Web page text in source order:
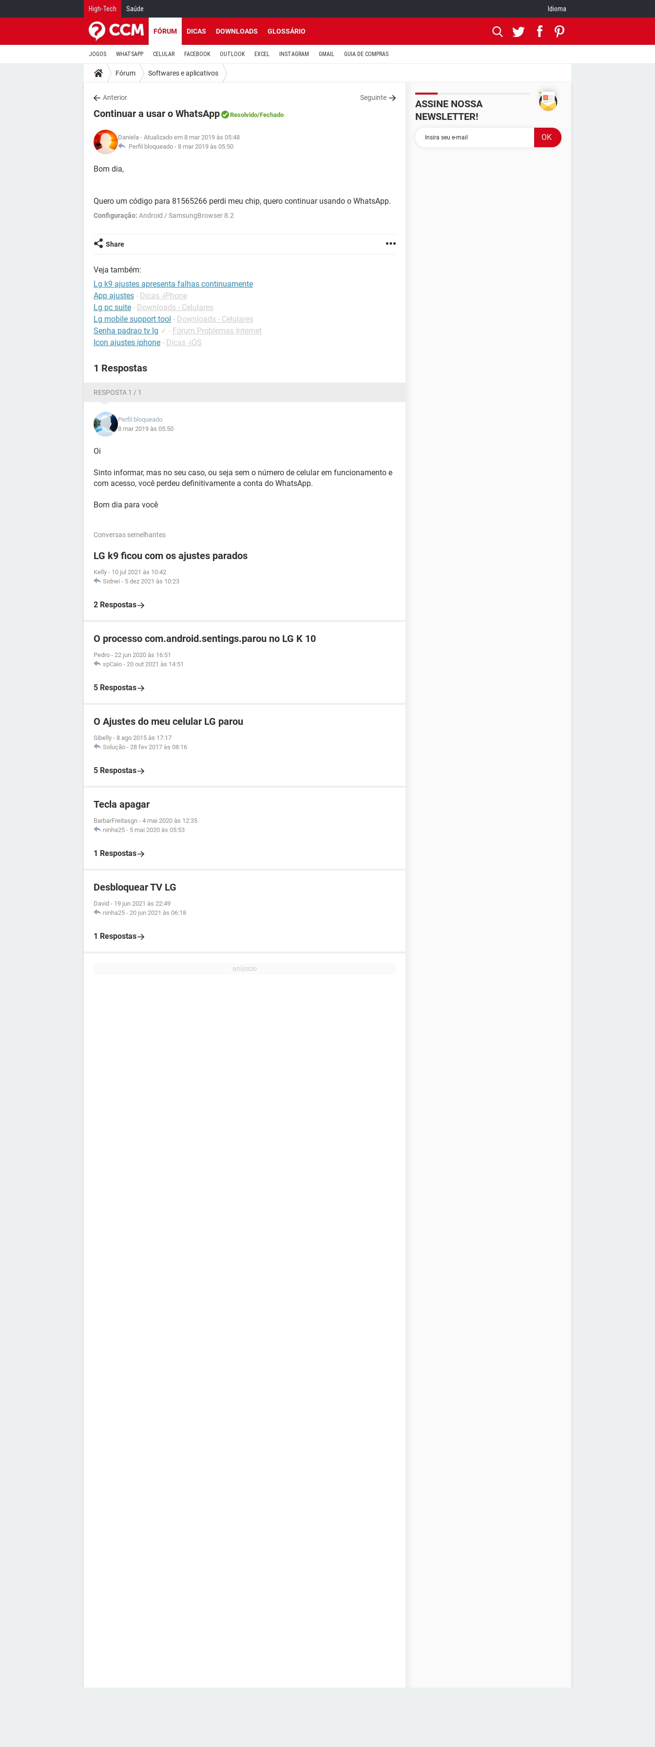
High-Tech Saúde Idioma
FÓRUM DICAS DOWNLOADS GLOSSÁRIO
JOGOS WHATSAPP CELULAR FACEBOOK OUTLOOK EXCEL INSTAGRAM GMAIL GUIA DE COMPRAS
Fórum Softwares e aplicativos
Anterior Seguinte
Continuar a usar o WhatsApp Resolvido/Fechado
Daniela - Atualizado em 8 mar 2019 às 05:48
Perfil bloqueado - 8 mar 2019 às 05:50
Bom dia,
Quero um código para 81565266 perdi meu chip, quero continuar usando o WhatsApp.
Configuração: Android / SamsungBrowser 8.2
Share
Veja também:
Lg k9 ajustes apresenta falhas continuamente
App ajustes - Dicas -iPhone
Lg pc suite - Downloads - Celulares
Lg mobile support tool - Downloads - Celulares
Senha padrao tv lg ✓ - Fórum Problemas Internet
Icon ajustes iphone - Dicas -iOS
1 Respostas
RESPOSTA 1 / 1
Perfil bloqueado
8 mar 2019 às 05:50
Oi
Sinto informar, mas no seu caso, ou seja sem o número de celular em funcionamento e
com acesso, você perdeu definitivamente a conta do WhatsApp.
Bom dia para você
Conversas semelhantes
LG k9 ficou com os ajustes parados
Kelly - 10 jul 2021 às 10:42
Sidnei - 5 dez 2021 às 10:23
2 Respostas
O processo com.android.sentings.parou no LG K 10
Pedro - 22 jun 2020 às 16:51
spCaio - 20 out 2021 às 14:51
5 Respostas
O Ajustes do meu celular LG parou
Sibelly - 8 ago 2015 às 17:17
Solução - 28 fev 2017 às 08:16
5 Respostas
Tecla apagar
BarbarFreitasgn - 4 mai 2020 às 12:35
ninha25 - 5 mai 2020 às 05:53
1 Respostas
Desbloquear TV LG
David - 19 jun 2021 às 22:49
ninha25 - 20 jun 2021 às 06:18
1 Respostas
ASSINE NOSSA
NEWSLETTER!